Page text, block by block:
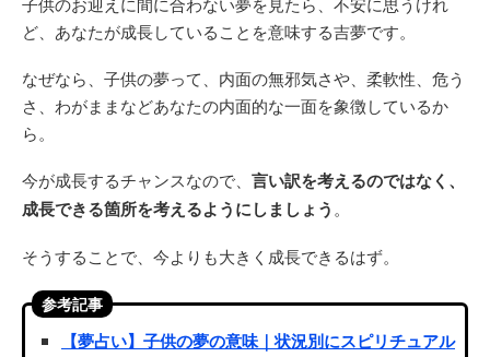
ど、あなたが成長していることを意味する吉夢です。
なぜなら、子供の夢って、内面の無邪気さや、柔軟性、危う
さ、わがままなどあなたの内面的な一面を象徴しているか
ら。
今が成長するチャンスなので、 言い訳を考えるのではなく、
成長できる箇所を考えるようにしましょう 。
そうすることで、今よりも大きく成長できるはず。
参考記事
【夢占い】子供の夢の意味｜状況別にスピリチュアル